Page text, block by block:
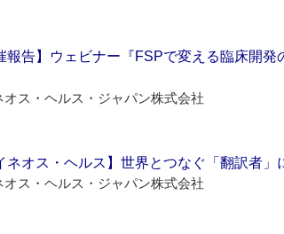
報告】ウェビナー『FSPで変える臨床開
オス・ヘルス・ジャパン株式会社
ネオス・ヘルス】世界とつなぐ「翻訳者
オス・ヘルス・ジャパン株式会社